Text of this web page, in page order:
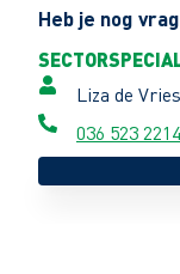
Heb je nog
Liza de Vries
036 523 2214